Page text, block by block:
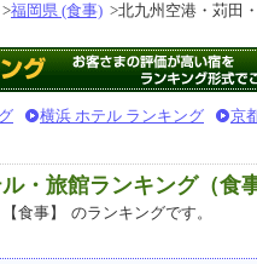
>福岡県 (食事) >北九州空港・苅田
横浜 ホテル ランキング 京
・旅館ランキング（食事
食事】
のランキングです。